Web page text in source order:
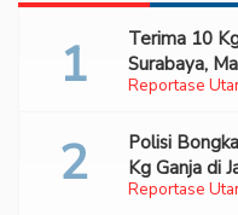
Reportase
Terima 10
Surabaya,
Bareskrim
Reportase
Polisi
Kg Ganja di